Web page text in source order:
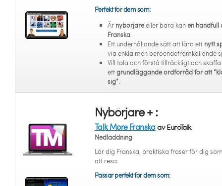
Perfekt för dem som:
Är nybörjareeller bara kanen handfull
Franska.
Ett underhållande sätt att lära ett nytt
via enkla men beroendeframkallande
Vill tala och förstå tillräckligt och
ettgrundläggande ordförråd för att
sig”.
Nybörjare + :
Talk More Franskaav EuroTalk
Nedladdning
Lär dig Franska, praktiska fraser för dig
att resa.
Passar perfekt för dem som: